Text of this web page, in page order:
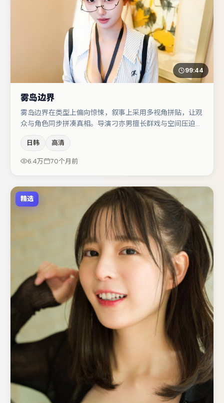
99:44
雾岛边界
雾岛边界在类型上偏向惊悚，叙事上采用多视角拼贴，让观
众与角色同步拼凑真相。导演刁亦男擅长群戏与空间压迫
对手戏构成全片情感锚点，李光洁则以细节塑造推动谜题层
层揭开。节奏紧凑、反转有度，值得列入片单。
日韩 高清
6.4万 70个月前
精选